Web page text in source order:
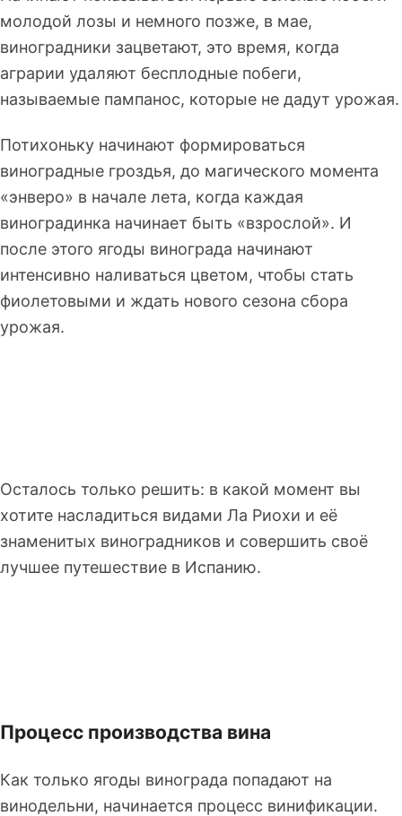
молодой лозы и немного позже, в мае,
виноградники зацветают, это время, когда
аграрии удаляют бесплодные побеги,
называемые пампанос, которые не дадут урожая.
Потихоньку начинают формироваться
виноградные гроздья, до магического момента
«энверо» в начале лета, когда каждая
виноградинка начинает быть «взрослой». И
после этого ягоды винограда начинают
интенсивно наливаться цветом, чтобы стать
фиолетовыми и ждать нового сезона сбора
урожая.
Осталось только решить: в какой момент вы
хотите насладиться видами Ла Риохи и её
знаменитых виноградников и совершить своё
лучшее путешествие в Испанию.
Процесс производства вина
Как только ягоды винограда попадают на
винодельни, начинается процесс винификации.